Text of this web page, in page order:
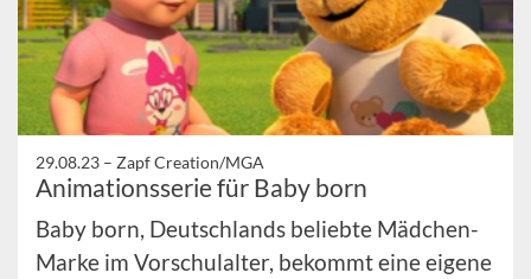
29.08.23 – Zapf Creation/MGA
Animationsserie für Baby born
Baby born, Deutschlands beliebte Mädchen-
Marke im Vorschulalter, bekommt eine eigene